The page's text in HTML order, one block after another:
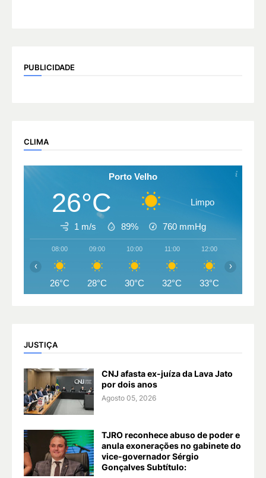
PUBLICIDADE
CLIMA
Porto Velho
26°C Limpo
1 m/s 89% 760 mmHg
08:00
26°C
09:00
28°C
10:00
30°C
11:00
32°C
12:00
33°C
‹ ›
JUSTIÇA
CNJ afasta ex-juíza da Lava Jato
por dois anos
Agosto 05, 2026
TJRO reconhece abuso de poder e
anula exonerações no gabinete do
vice-governador Sérgio
Gonçalves Subtítulo: